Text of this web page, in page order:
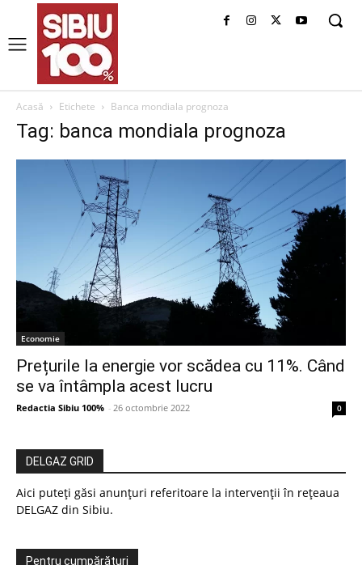
Acasă Etichete Banca mondiala prognoza
Tag: banca mondiala prognoza
Economie
Prețurile la energie vor scădea cu 11%. Când
se va întâmpla acest lucru
Redactia Sibiu 100% - 26 octombrie 2022 0
DELGAZ GRID
Aici puteți găsi anunțuri referitoare la intervenții în rețeaua
DELGAZ din Sibiu.
Pentru cumpărături